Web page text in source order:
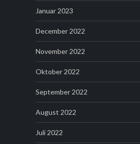
Januar 2023
December 2022
November 2022
Oktober 2022
September 2022
August 2022
Juli 2022